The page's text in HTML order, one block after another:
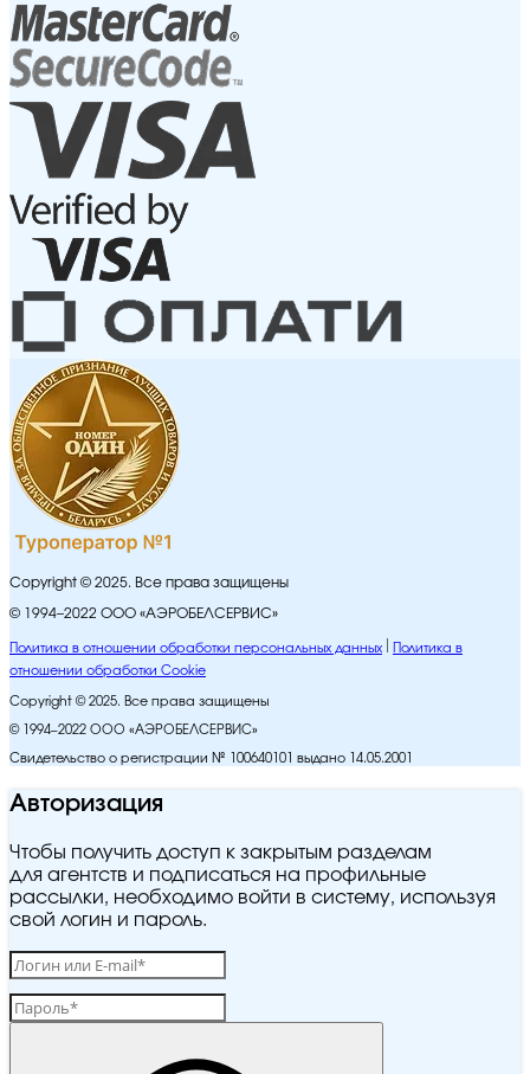
Copyright © 2025. Все права защищены
© 1994–2022 ООО «АЭРОБЕЛСЕРВИС»
Политика в отношении обработки персональных данных
Политика в
отношении обработки Cookie
Copyright © 2025. Все права защищены
© 1994–2022 ООО «АЭРОБЕЛСЕРВИС»
Свидетельство о регистрации № 100640101 выдано 14.05.2001
Авторизация
Чтобы получить доступ к закрытым разделам
для агентств и подписаться на профильные
рассылки, необходимо войти в систему, используя
свой логин и пароль.